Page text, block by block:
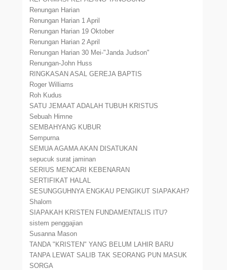
Renungan Harian
Renungan Harian 1 April
Renungan Harian 19 Oktober
Renungan Harian 2 April
Renungan Harian 30 Mei-"Janda Judson"
Renungan-John Huss
RINGKASAN ASAL GEREJA BAPTIS
Roger Williams
Roh Kudus
SATU JEMAAT ADALAH TUBUH KRISTUS
Sebuah Himne
SEMBAHYANG KUBUR
Sempurna
SEMUA AGAMA AKAN DISATUKAN
sepucuk surat jaminan
SERIUS MENCARI KEBENARAN
SERTIFIKAT HALAL
SESUNGGUHNYA ENGKAU PENGIKUT SIAPAKAH?
Shalom
SIAPAKAH KRISTEN FUNDAMENTALIS ITU?
sistem penggajian
Susanna Mason
TANDA "KRISTEN" YANG BELUM LAHIR BARU
TANPA LEWAT SALIB TAK SEORANG PUN MASUK
SORGA